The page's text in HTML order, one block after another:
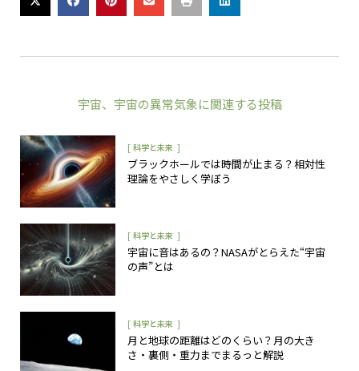
宇宙、 宇宙の異常気象に関連する投稿
[ 科学と未来 ]
ブラックホールでは時間が止まる？相対性
理論をやさしく学ぼう
[ 科学と未来 ]
宇宙に音はあるの？NASAがとらえた“宇宙
の声”とは
[ 科学と未来 ]
月と地球の距離はどのくらい？月の大き
さ・裏側・重力までまるっと解説